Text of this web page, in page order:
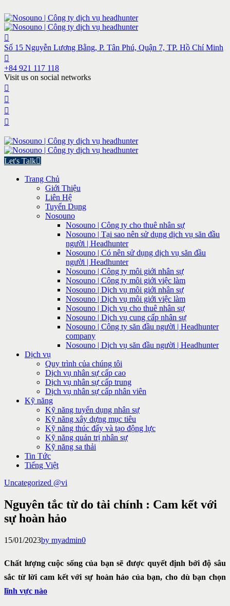
Số 15 Nguyễn Lương Bằng, P. Tân Phú, Quận 7, TP. Hồ Chí Minh
+84 921 117 118
Visit us on social networks
Let's Talk
Trang Chủ
Giới Thiệu
Liên Hệ
Tuyển Dụng
Nosouno
Nosouno | Công ty cho thuê nhân sự
Nosouno | Tại sao nên sử dụng dịch vụ săn đầu
người | Headhunter
Nosouno | Có nên sử dụng dịch vụ săn đầu
người | Headhunter
Nosouno | Công ty môi giới nhân sự
Nosouno | Công ty môi giới việc làm
Nosouno | Dịch vụ môi giới nhân sự
Nosouno | Dịch vụ môi giới việc làm
Nosouno | Dịch vụ cho thuê nhân sự
Nosouno | Dịch vụ cung cấp nhân sự
Nosouno | Công ty săn đầu người | Headhunter
company
Nosouno | Dịch vụ săn đầu người | Headhunter
Dịch vụ
Quy trình của chúng tôi
Dịch vụ nhân sự cấp cao
Dịch vụ nhân sự cấp trung
Dịch vụ nhân sự cấp nhân viên
Kỹ năng
Kỹ năng tuyển dụng nhân sự
Kỹ năng xây dựng mục tiêu
Kỹ năng thúc đẩy và tạo động lực
Kỹ năng quản trị nhân sự
Kỹ năng sa thải
Tin Tức
Tiếng Việt
Uncategorized @vi
Nguyên tắc từ do tài chính : Cam kết với
sự hoàn hảo
15/01/2023by myadmin0
Chất lượng cuộc sống của bạn sẽ được quyết định bởi độ sâu
sắc từ lời cam kết với sự hoàn hảo của bạn, cho dù bạn chọn
lĩnh vực nào